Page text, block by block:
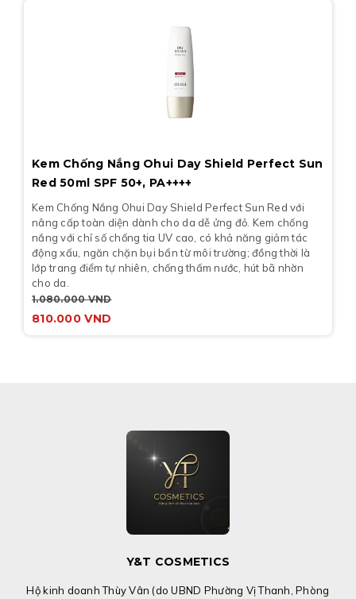
Kem Chống Nắng Ohui Day Shield Perfect Sun
Red 50ml SPF 50+, PA++++
Kem Chống Nắng Ohui Day Shield Perfect Sun Red với
nâng cấp toàn diện dành cho da dễ ửng đỏ. Kem chống
nắng với chỉ số chống tia UV cao, có khả năng giảm tác
động xấu, ngăn chặn bụi bẩn từ môi trường; đồng thời là
lớp trang điểm tự nhiên, chống thấm nước, hút bã nhờn
cho da.
1.080.000VND
810.000VND
Y&T COSMETICS
Hộ kinh doanh Thùy Vân (do UBND Phường Vị Thanh, Phòng